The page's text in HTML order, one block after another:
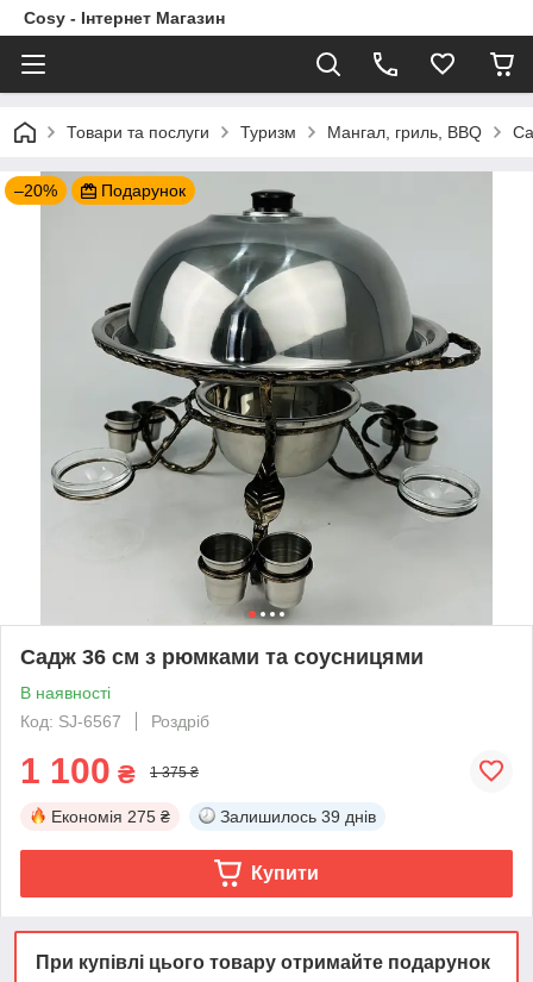
Cosy - Інтернет Магазин
Товари та послуги Туризм Мангал, гриль, BBQ
–20% Подарунок
Садж 36 см з рюмками та соусницями
В наявності
Код: SJ-6567
Роздріб
1 100 ₴ 1 375 ₴
Економія 275 ₴ Залишилось 39 днів
Купити
При купівлі цього товару отримайте подарунок